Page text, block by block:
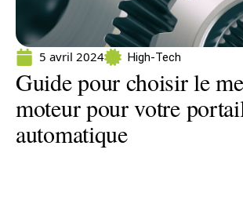
5 avril 2024 High-Tech
Guide pour choisir le
moteur pour votre
automatique